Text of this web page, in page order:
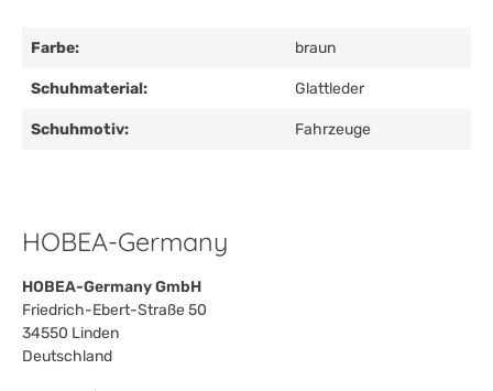
Farbe: braun
Schuhmaterial: Glattleder
Schuhmotiv: Fahrzeuge
HOBEA-Germany
HOBEA-Germany GmbH
Friedrich-Ebert-Straße 50
34550 Linden
Deutschland